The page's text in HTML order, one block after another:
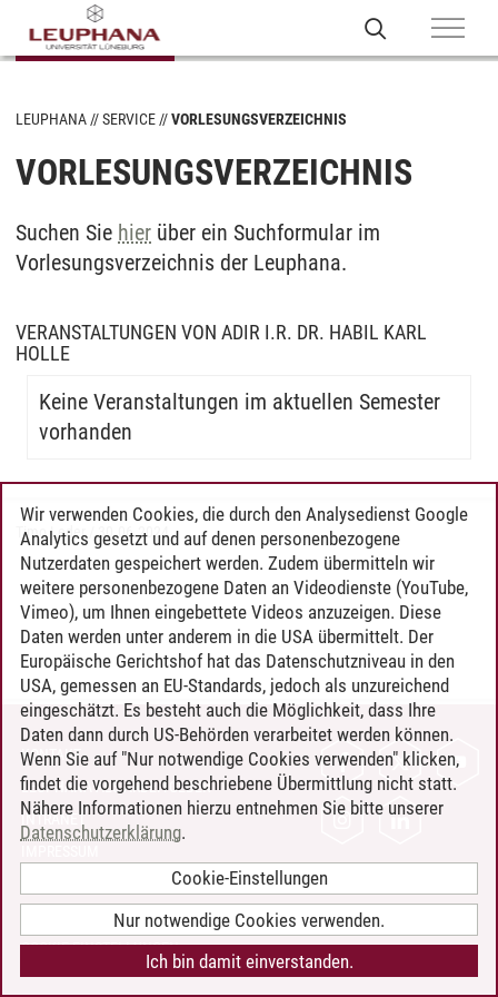
LEUPHANA SERVICE VORLESUNGSVERZEICHNIS
VORLESUNGSVERZEICHNIS
Suchen Sie hier über ein Suchformular im
Vorlesungsverzeichnis der Leuphana.
VERANSTALTUNGEN VON ADIR I.R. DR. HABIL KARL
HOLLE
Keine Veranstaltungen im aktuellen Semester
vorhanden
Timo Leder/30.06.2024
KONTAKT
LEUPHANA ALS ARBEITGEBER
INTRANET
BARRIEREFREIHEIT
COOKIE-EINSTELLUNGEN
Wir verwenden Cookies, die durch den Analysedienst Google
Analytics gesetzt und auf denen personenbezogene
Nutzerdaten gespeichert werden. Zudem übermitteln wir
weitere personenbezogene Daten an Videodienste (YouTube,
Vimeo), um Ihnen eingebettete Videos anzuzeigen. Diese
Daten werden unter anderem in die USA übermittelt. Der
Europäische Gerichtshof hat das Datenschutzniveau in den
USA, gemessen an EU-Standards, jedoch als unzureichend
eingeschätzt. Es besteht auch die Möglichkeit, dass Ihre
Daten dann durch US-Behörden verarbeitet werden können.
Wenn Sie auf "Nur notwendige Cookies verwenden" klicken,
findet die vorgehend beschriebene Übermittlung nicht statt.
Nähere Informationen hierzu entnehmen Sie bitte unserer
Datenschutzerklärung.
Cookie-Einstellungen
Nur notwendige Cookies verwenden.
Ich bin damit einverstanden.